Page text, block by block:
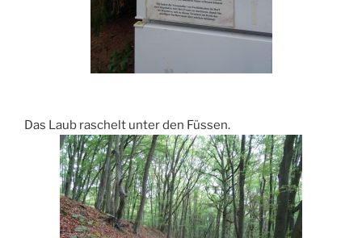
Das Laub raschelt unter den Füssen.